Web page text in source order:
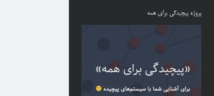
پروژه پیچیدگی برای همه